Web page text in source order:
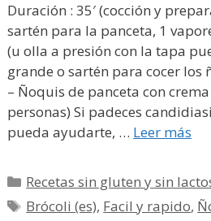
Duración : 35′ (cocción y
sartén para la panceta, 1
(u olla a presión con la tapa
grande o sartén para cocer los
– Ñoquis de panceta con
personas) Si padeces
pueda ayudarte, … Leer más
Categorías
Recetas sin gluten y sin
Etiquetas
Brócoli (es), Facil y rapido,